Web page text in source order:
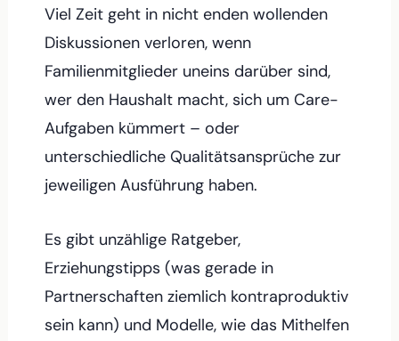
Viel Zeit geht in nicht enden wollenden
Diskussionen verloren, wenn
Familienmitglieder uneins darüber sind,
wer den Haushalt macht, sich um Care-
Aufgaben kümmert – oder
unterschiedliche Qualitätsansprüche zur
jeweiligen Ausführung haben.
Es gibt unzählige Ratgeber,
Erziehungstipps (was gerade in
Partnerschaften ziemlich kontraproduktiv
sein kann) und Modelle, wie das Mithelfen